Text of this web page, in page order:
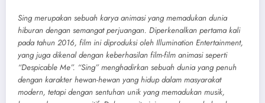
Sing merupakan sebuah karya animasi yang memadukan dunia
hiburan dengan semangat perjuangan. Diperkenalkan pertama kali
pada tahun 2016, film ini diproduksi oleh Illumination Entertainment,
yang juga dikenal dengan keberhasilan film-film animasi seperti
“Despicable Me”. “Sing” menghadirkan sebuah dunia yang penuh
dengan karakter hewan-hewan yang hidup dalam masyarakat
modern, tetapi dengan sentuhan unik yang memadukan musik,